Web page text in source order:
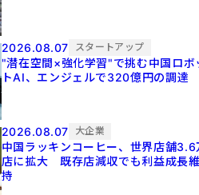
2026.08.07 スタートアップ
"潜在空間×強化学習"で挑む中国ロボ
トAI、エンジェルで320億円の調達
2026.08.07 大企業
中国ラッキンコーヒー、世界店舗3.6
店に拡大 既存店減収でも利益成長
持